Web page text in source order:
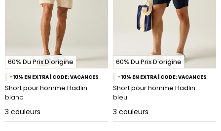
60% Du Prix D'origine
-10% EN EXTRA | CODE: VACANCES
Short pour homme Hadlin
blanc
3 couleurs
60% Du Prix D'origine
-10% EN EXTRA | CODE: VACANCES
Short pour homme Hadlin
bleu
3 couleurs